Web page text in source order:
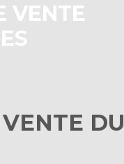
VENTE
DU